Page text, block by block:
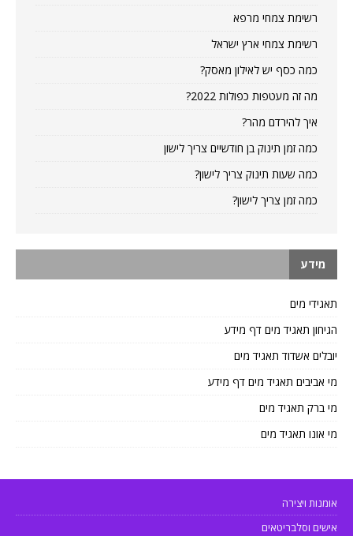
רשימת צמחי מרפא
רשימת צמחי ארץ ישראל
כמה כסף יש לאילון מאסק?
מה זה מעטפות כפולות 2022?
איך להירדם מהר?
כמה זמן תינוק בן חודשיים צריך לישון
כמה שעות תינוק צריך לישון?
כמה זמן צריך לישון?
מידע
תאגידי מים
הגיחון תאגיד מים דף מידע
יובלים אשדוד תאגיד מים
מי אביבים תאגיד מים דף מידע
מי ברק תאגיד מים
מי אונו תאגיד מים
אומנות ויצירה
אישים וסלבריטאים